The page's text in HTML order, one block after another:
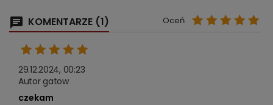
KOMENTARZE (1) Oceń
29.12.2024, 00:23
Autor gatow
czekam